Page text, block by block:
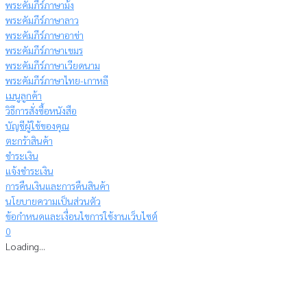
พระคัมภีร์ภาษาม้ง
พระคัมภีร์ภาษาลาว
พระคัมภีร์ภาษาอาข่า
พระคัมภีร์ภาษาเขมร
พระคัมภีร์ภาษาเวียดนาม
พระคัมภีร์ภาษาไทย-เกาหลี
เมนูลูกค้า
วิธีการสั่งซื้อหนังสือ
บัญชีผู้ใช้ของคุณ
ตะกร้าสินค้า
ชำระเงิน
แจ้งชำระเงิน
การคืนเงินและการคืนสินค้า
นโยบายความเป็นส่วนตัว
ข้อกำหนดและเงื่อนไขการใช้งานเว็บไซต์
0
Loading...